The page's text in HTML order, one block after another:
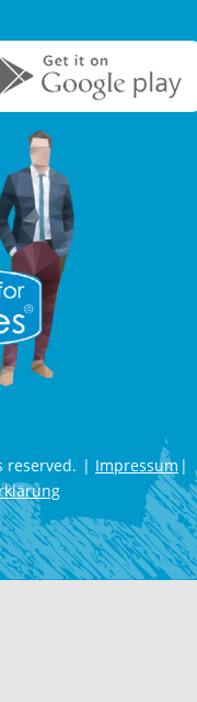
reserved.
Impressum